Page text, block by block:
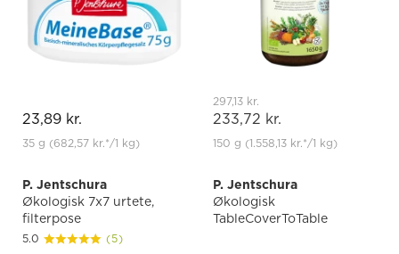
23,89 kr.
35 g (682,57 kr.*/1 kg)
297,13 kr.
233,72 kr.
150 g (1.558,13 kr.*/1 kg)
P. Jentschura
Økologisk 7x7 urtete,
filterpose
5.0 (5)
P. Jentschura
Økologisk
TableCoverToTable